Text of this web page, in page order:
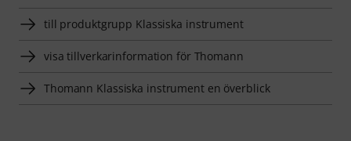
till produktgrupp Klassiska instrument
visa tillverkarinformation för Thomann
Thomann Klassiska instrument en överblick